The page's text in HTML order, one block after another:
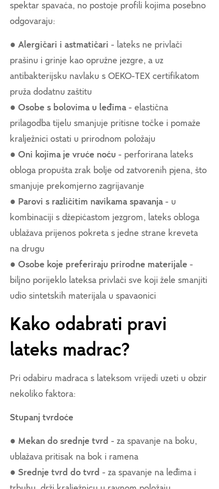
spektar spavaća, no postoje profili kojima posebno
odgovaraju:
● Alergičari i astmatičari - lateks ne privlači
prašinu i grinje kao opružne jezgre, a uz
antibakterijsku navlaku s OEKO-TEX certifikatom
pruža dodatnu zaštitu
● Osobe s bolovima u leđima - elastična
prilagodba tijelu smanjuje pritisne točke i pomaže
kralježnici ostati u prirodnom položaju
● Oni kojima je vruće noću - perforirana lateks
obloga propušta zrak bolje od zatvorenih pjena, što
smanjuje prekomjerno zagrijavanje
● Parovi s različitim navikama spavanja - u
kombinaciji s džepićastom jezgrom, lateks obloga
ublažava prijenos pokreta s jedne strane kreveta
na drugu
● Osobe koje preferiraju prirodne materijale -
biljno porijeklo lateksa privlači sve koji žele smanjiti
udio sintetskih materijala u spavaonici
Kako odabrati pravi
lateks madrac?
Pri odabiru madraca s lateksom vrijedi uzeti u obzir
nekoliko faktora:
Stupanj tvrdoće
● Mekan do srednje tvrd - za spavanje na boku,
ublažava pritisak na bok i ramena
● Srednje tvrd do tvrd - za spavanje na leđima i